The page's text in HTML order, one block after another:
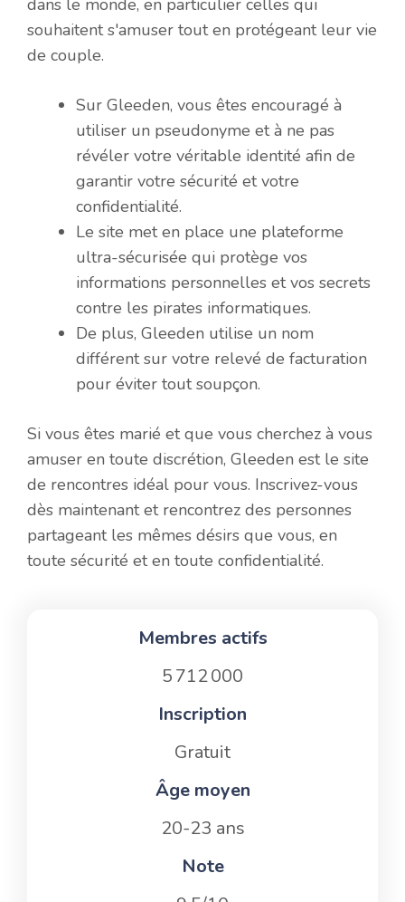
dans le monde, en particulier celles qui
souhaitent s'amuser tout en protégeant leur vie
de couple.
Sur Gleeden, vous êtes encouragé à
utiliser un pseudonyme et à ne pas
révéler votre véritable identité afin de
garantir votre sécurité et votre
confidentialité.
Le site met en place une plateforme
ultra-sécurisée qui protège vos
informations personnelles et vos secrets
contre les pirates informatiques.
De plus, Gleeden utilise un nom
différent sur votre relevé de facturation
pour éviter tout soupçon.
Si vous êtes marié et que vous cherchez à vous
amuser en toute discrétion, Gleeden est le site
de rencontres idéal pour vous. Inscrivez-vous
dès maintenant et rencontrez des personnes
partageant les mêmes désirs que vous, en
toute sécurité et en toute confidentialité.
Membres actifs
5 712 000
Inscription
Gratuit
Âge moyen
20-23 ans
Note